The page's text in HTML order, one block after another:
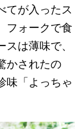
てが入ったス
フォークで食
は薄味で、
かされたの
味「よっちゃ